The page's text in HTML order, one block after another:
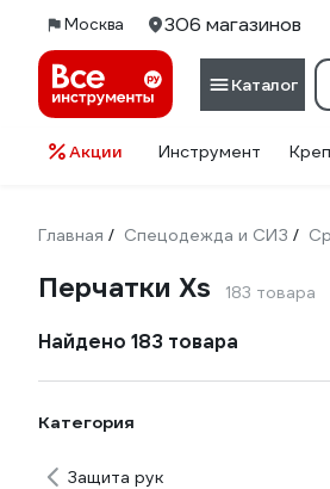
Москва 306 магазинов
Каталог
Акции Инструмент
Главная / Спецодежда и СИЗ /
Перчатки Xs 183 товара
Найдено 183 товара
Категория
Защита рук